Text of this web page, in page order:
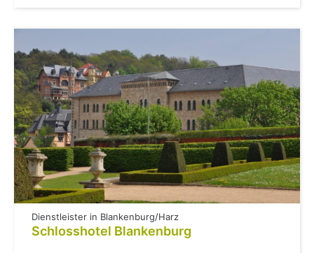
Dienstleister in Blankenburg/Harz
Schlosshotel Blankenburg